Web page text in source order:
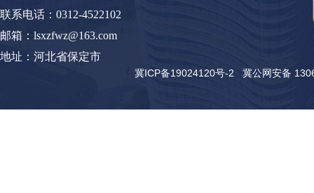
联系电话：0312-4522102
邮箱：lsxzfwz@163.com
地址：河北省保定市
冀ICP备19024120号-2 冀公网安备